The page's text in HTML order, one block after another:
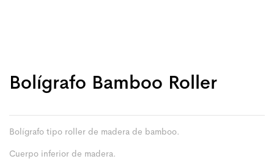
Bolígrafo Bamboo Roller
Bolígrafo tipo roller de madera de bamboo.
Cuerpo inferior de madera.